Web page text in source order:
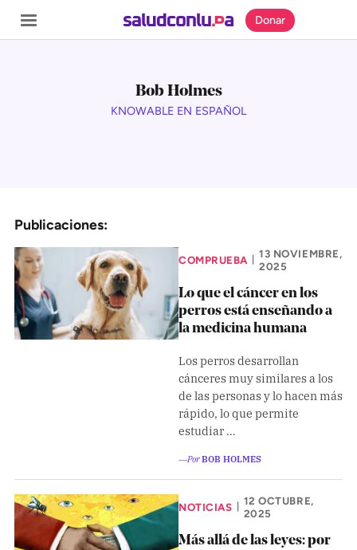
Especiales
Nosotros
COBERTURAS
Comprueba
Sobremesa
FORMATOS
Donar
Bob Holmes
KNOWABLE EN ESPAÑOL
Publicaciones:
COMPRUEBA
13 NOVIEMBRE,
2025
Lo que el cáncer en los
perros está enseñando a
la medicina humana
Los perros desarrollan
cánceres muy similares a los
de las personas y lo hacen más
rápido, lo que permite
estudiar …
―PorBOB HOLMES
NOTICIAS
12 OCTUBRE,
2025
Más allá de las leyes: por